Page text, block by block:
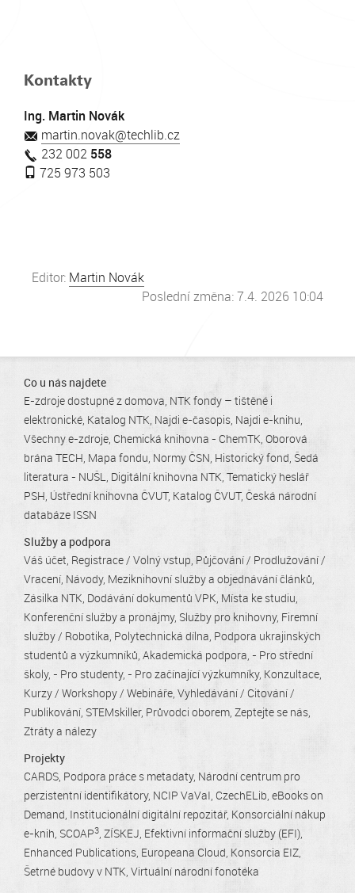
Kontakty
Ing. Martin Novák
martin.novak@techlib.cz
232 002 558
725 973 503
Editor: Martin Novák
Poslední změna: 7.4. 2026 10:04
Co u nás najdete
E-zdroje dostupné z domova NTK fondy – tištěné i
elektronické Katalog NTK Najdi e-časopis Najdi e-knihu
Všechny e-zdroje Chemická knihovna - ChemTK Oborová
brána TECH Mapa fondu Normy ČSN Historický fond Šedá
literatura - NUŠL Digitální knihovna NTK Tematický heslář
PSH Ústřední knihovna ČVUT Katalog ČVUT Česká národní
databáze ISSN
Služby a podpora
Váš účet Registrace / Volný vstup Půjčování / Prodlužování /
Vracení Návody Meziknihovní služby a objednávání článků
Zásilka NTK Dodávání dokumentů VPK Místa ke studiu
Konferenční služby a pronájmy Služby pro knihovny Firemní
služby / Robotika Polytechnická dílna Podpora ukrajinských
studentů a výzkumníků Akademická podpora - Pro střední
školy - Pro studenty - Pro začínající výzkumníky Konzultace
Kurzy / Workshopy / Webináře Vyhledávání / Citování /
Publikování STEMskiller Průvodci oborem Zeptejte se nás
Ztráty a nálezy
Projekty
CARDS Podpora práce s metadaty Národní centrum pro
perzistentní identifikátory NCIP VaVaI CzechELib eBooks on
Demand Institucionální digitální repozitář Konsorciální nákup
e-knih SCOAP3 ZÍSKEJ Efektivní informační služby (EFI)
Enhanced Publications Europeana Cloud Konsorcia EIZ
Šetrné budovy v NTK Virtuální národní fonotéka